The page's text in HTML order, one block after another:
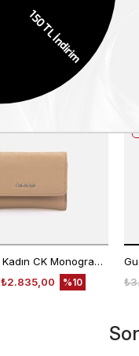
Calvin Klein Kadın CK Monogram Logolu Nakit Para Koyma Bölmeli Cüzdan K60K612829
₺2.835,00
%10